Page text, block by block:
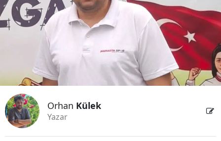
Orhan Külek
Yazar